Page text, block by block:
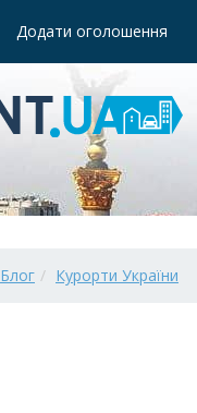
Додати оголошення
Блог Курорти України